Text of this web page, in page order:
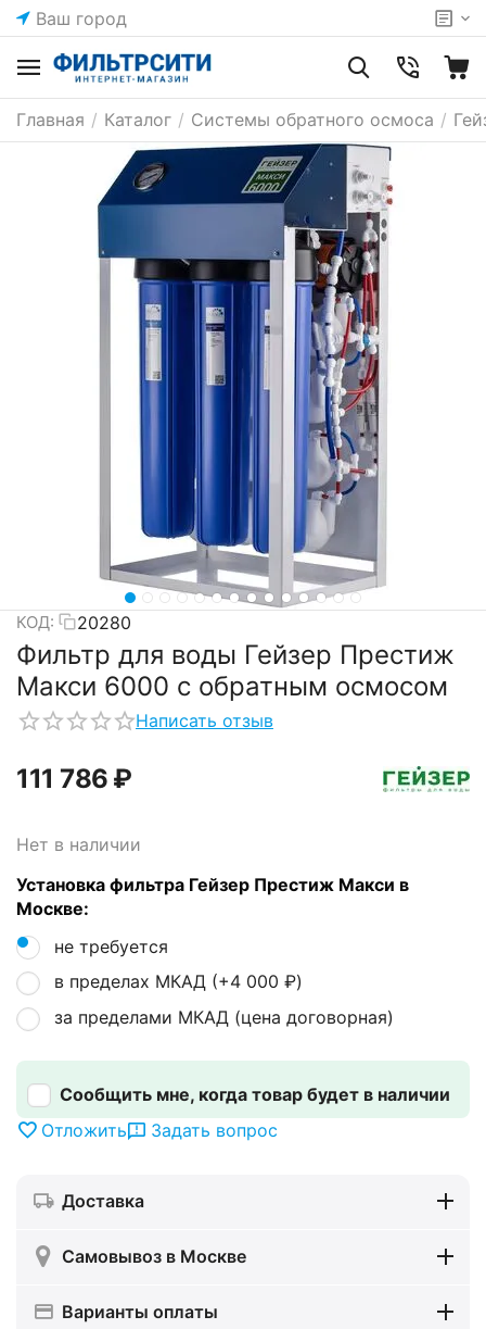
Ваш город
Главная / Каталог / Системы обратного осмоса /
КОД: 20280
Фильтр для воды Гейзер Престиж
Макси 6000 с обратным осмосом
Написать отзыв
111 786 ₽
Нет в наличии
Установка фильтра Гейзер Престиж Макси в
Москве:
не требуется
в пределах МКАД (+4 000 ₽)
за пределами МКАД (цена договорная)
Сообщить мне, когда товар будет в наличии
Отложить
Задать вопрос
Доставка
Самовывоз в Москве
Варианты оплаты